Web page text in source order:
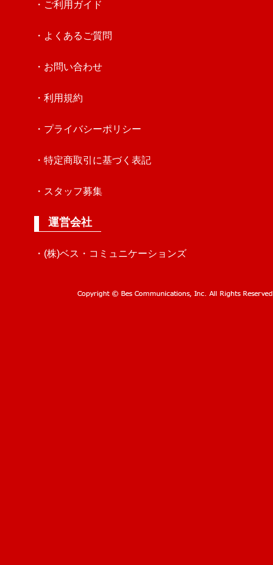
・ご利用ガイド
・よくあるご質問
・お問い合わせ
・利用規約
・プライバシーポリシー
・特定商取引に基づく表記
・スタッフ募集
運営会社
・(株)ベス・コミュニケーションズ